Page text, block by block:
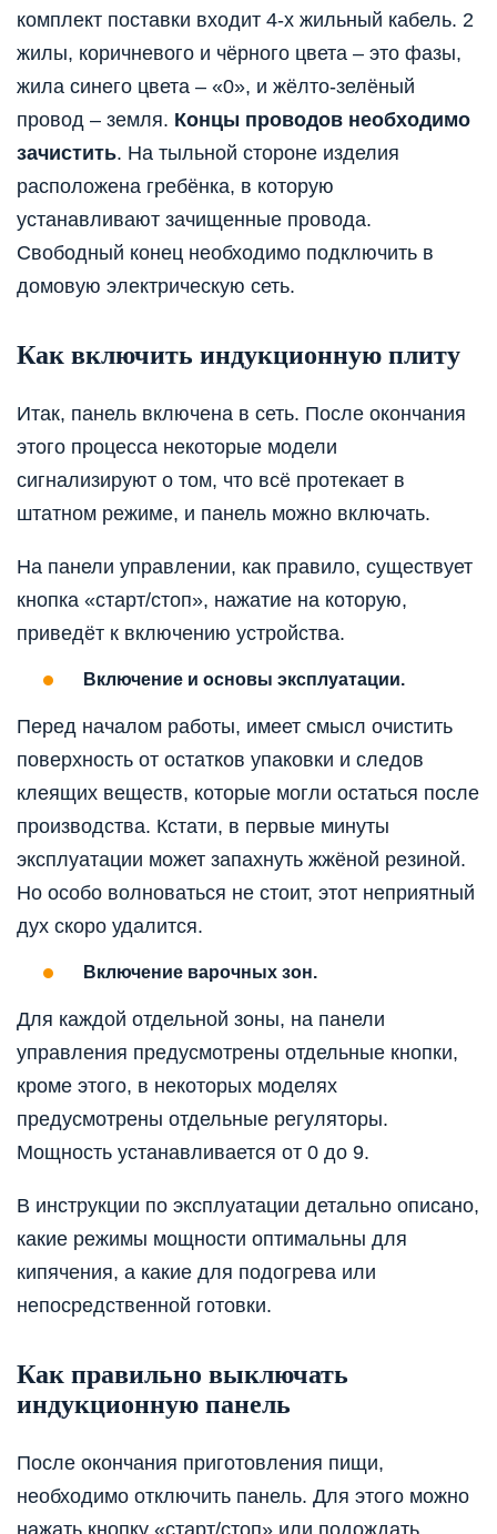
комплект поставки входит 4-х жильный кабель. 2
жилы, коричневого и чёрного цвета – это фазы,
жила синего цвета – «0», и жёлто-зелёный
провод – земля. Концы проводов необходимо
зачистить. На тыльной стороне изделия
расположена гребёнка, в которую
устанавливают зачищенные провода.
Свободный конец необходимо подключить в
домовую электрическую сеть.
Как включить индукционную плиту
Итак, панель включена в сеть. После окончания
этого процесса некоторые модели
сигнализируют о том, что всё протекает в
штатном режиме, и панель можно включать.
На панели управлении, как правило, существует
кнопка «старт/стоп», нажатие на которую,
приведёт к включению устройства.
Включение и основы эксплуатации.
Перед началом работы, имеет смысл очистить
поверхность от остатков упаковки и следов
клеящих веществ, которые могли остаться после
производства. Кстати, в первые минуты
эксплуатации может запахнуть жжёной резиной.
Но особо волноваться не стоит, этот неприятный
дух скоро удалится.
Включение варочных зон.
Для каждой отдельной зоны, на панели
управления предусмотрены отдельные кнопки,
кроме этого, в некоторых моделях
предусмотрены отдельные регуляторы.
Мощность устанавливается от 0 до 9.
В инструкции по эксплуатации детально описано,
какие режимы мощности оптимальны для
кипячения, а какие для подогрева или
непосредственной готовки.
Как правильно выключать
индукционную панель
После окончания приготовления пищи,
необходимо отключить панель. Для этого можно